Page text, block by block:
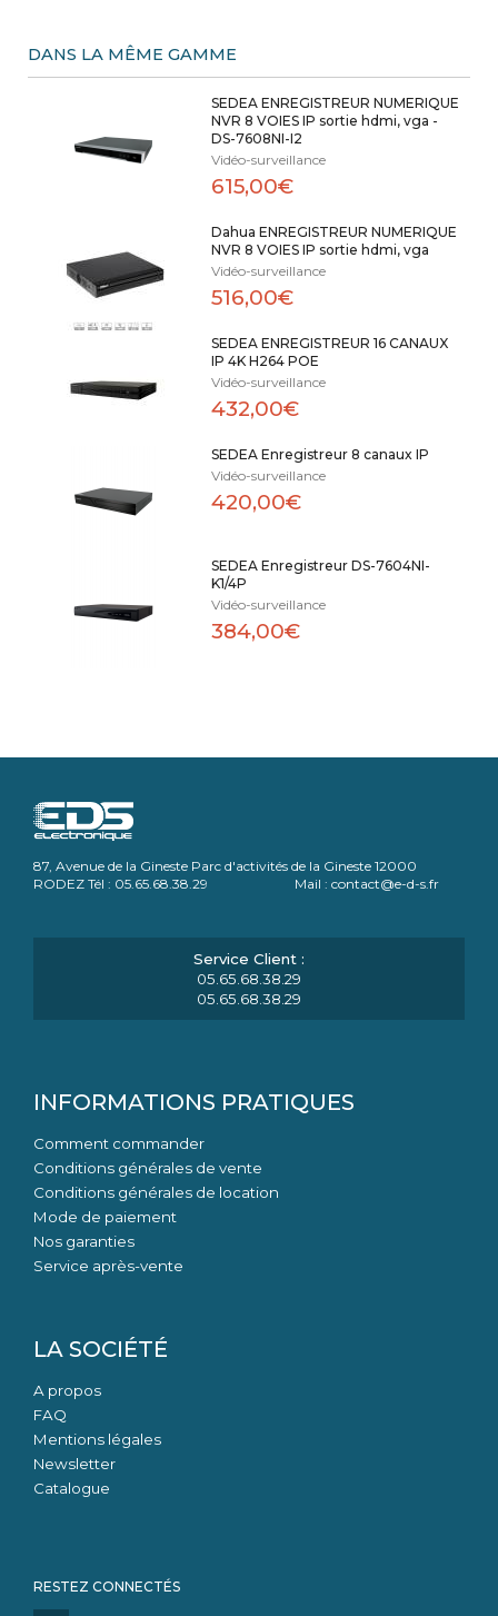
DANS LA MÊME GAMME
SEDEA ENREGISTREUR NUMERIQUE
NVR 8 VOIES IP sortie hdmi, vga -
DS-7608NI-I2
Vidéo-surveillance
615,00€
Dahua ENREGISTREUR NUMERIQUE
NVR 8 VOIES IP sortie hdmi, vga
Vidéo-surveillance
516,00€
SEDEA ENREGISTREUR 16 CANAUX
IP 4K H264 POE
Vidéo-surveillance
432,00€
SEDEA Enregistreur 8 canaux IP
Vidéo-surveillance
420,00€
SEDEA Enregistreur DS-7604NI-
K1/4P
Vidéo-surveillance
384,00€
87, Avenue de la Gineste Parc d'activités de la Gineste 12000
RODEZ Tél : 05.65.68.38.29 Mail : contact@e-d-s.fr
05.65.68.38.29
05.65.68.38.29
INFORMATIONS PRATIQUES
Comment commander
Conditions générales de vente
Conditions générales de location
Mode de paiement
Nos garanties
Service après-vente
LA SOCIÉTÉ
A propos
FAQ
Mentions légales
Newsletter
Catalogue